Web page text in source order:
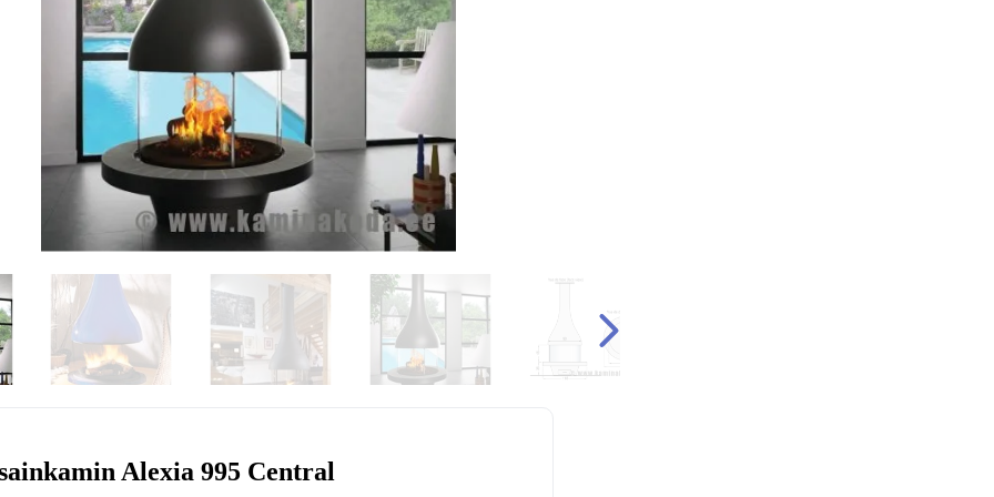
Alexia 995 Central